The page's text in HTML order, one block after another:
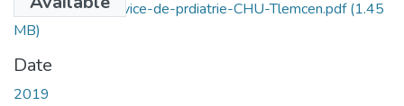
chez-l-enfant-service-de-prdiatrie-CHU-Tlemcen.pdf(1.45
MB)
Date
2019